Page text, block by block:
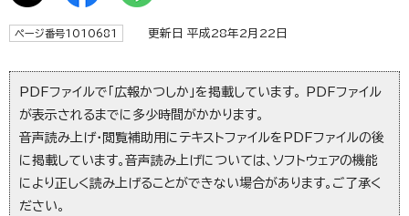
ページ番号1010681 更新日 平成28年2月22日
PDFファイルで「広報かつしか」を掲載しています。 PDFファイル
が表示されるまでに多少時間がかかります。
音声読み上げ・閲覧補助用にテキストファイルをPDFファイルの後
に掲載しています。音声読み上げについては、ソフトウェアの機能
により正しく読み上げることができない場合があります。ご了承く
ださい。